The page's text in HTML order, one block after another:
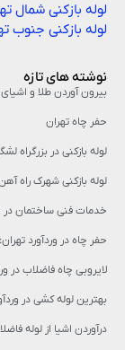
لوله بازکنی شمال
لوله بازکنی جنوب
نوشته های تازه
بیرون آوردن طلا و اشیای
حفر چاه تهران
لوله بازکنی در بزرگراه
لوله بازکنی شهرک راه آهن
خدمات فنی ساختمان در
حفر چاه در وردآورد
لایروبی چاه فاضلاب در
بهترین لوله کشی در
درآوردن اشیا از لوله فاضلاب